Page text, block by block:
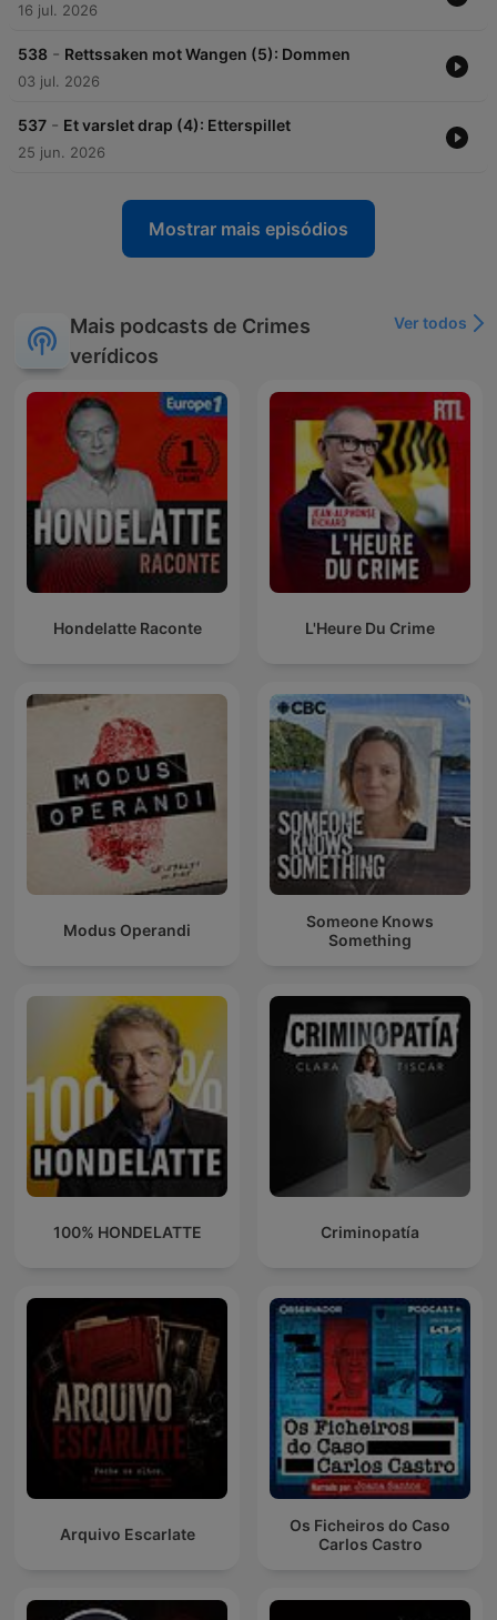
16 jul. 2026
538 - Rettssaken mot Wangen (5): Dommen
03 jul. 2026
537 - Et varslet drap (4): Etterspillet
25 jun. 2026
Mostrar mais episódios
Mais podcasts de Crimes
verídicos
Ver todos
Hondelatte Raconte L'Heure Du Crime
Modus Operandi
Someone Knows
Something
100% HONDELATTE Criminopatía
Arquivo Escarlate
Os Ficheiros do Caso
Carlos Castro